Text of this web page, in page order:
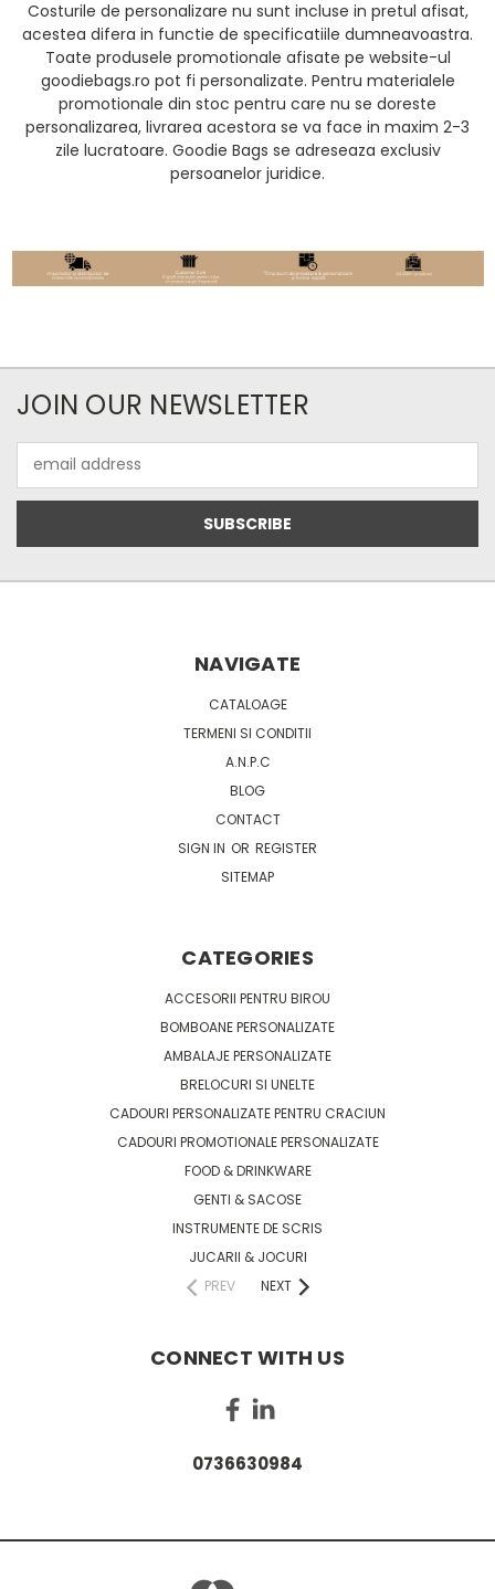
Costurile de personalizare nu sunt incluse in pretul afisat,
acestea difera in functie de specificatiile dumneavoastra.
Toate produsele promotionale afisate pe website-ul
goodiebags.ro pot fi personalizate. Pentru materialele
promotionale din stoc pentru care nu se doreste
personalizarea, livrarea acestora se va face in maxim 2-3
zile lucratoare. Goodie Bags se adreseaza exclusiv
persoanelor juridice.
JOIN OUR NEWSLETTER
Address
NAVIGATE
CATALOAGE
TERMENI SI CONDITII
A.N.P.C
BLOG
CONTACT
SIGN IN OR REGISTER
SITEMAP
CATEGORIES
ACCESORII PENTRU BIROU
BOMBOANE PERSONALIZATE
AMBALAJE PERSONALIZATE
BRELOCURI SI UNELTE
CADOURI PERSONALIZATE PENTRU CRACIUN
CADOURI PROMOTIONALE PERSONALIZATE
FOOD & DRINKWARE
GENTI & SACOSE
INSTRUMENTE DE SCRIS
JUCARII & JOCURI
PREV
NEXT
CONNECT WITH US
0736630984